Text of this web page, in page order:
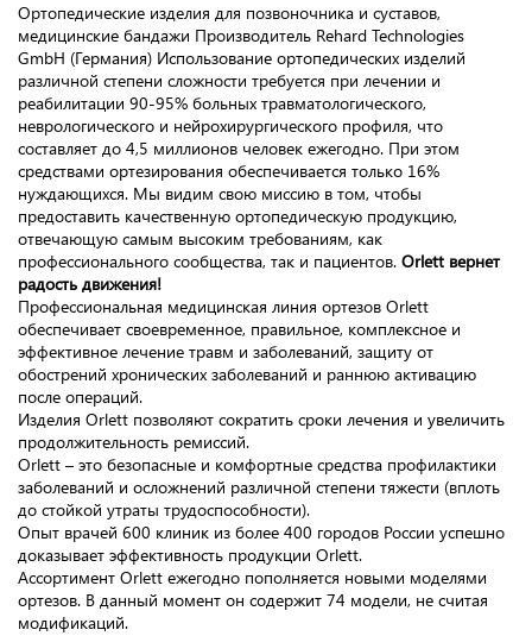
Ортопедические изделия для позвоночника и суставов,
медицинские бандажи Производитель Rehard Technologies
GmbH (Германия) Использование ортопедических изделий
различной степени сложности требуется при лечении и
реабилитации 90-95% больных травматологического,
неврологического и нейрохирургического профиля, что
составляет до 4,5 миллионов человек ежегодно. При этом
средствами ортезирования обеспечивается только 16%
нуждающихся. Мы видим свою миссию в том, чтобы
предоставить качественную ортопедическую продукцию,
отвечающую самым высоким требованиям, как
профессионального сообщества, так и пациентов. Orlett вернет
радость движения!
Профессиональная медицинская линия ортезов Orlett
обеспечивает своевременное, правильное, комплексное и
эффективное лечение травм и заболеваний, защиту от
обострений хронических заболеваний и раннюю активацию
после операций.
Изделия Orlett позволяют сократить сроки лечения и увеличить
продолжительность ремиссий.
Orlett – это безопасные и комфортные средства профилактики
заболеваний и осложнений различной степени тяжести (вплоть
до стойкой утраты трудоспособности).
Опыт врачей 600 клиник из более 400 городов России успешно
доказывает эффективность продукции Orlett.
Ассортимент Orlett ежегодно пополняется новыми моделями
ортезов. В данный момент он содержит 74 модели, не считая
модификаций.